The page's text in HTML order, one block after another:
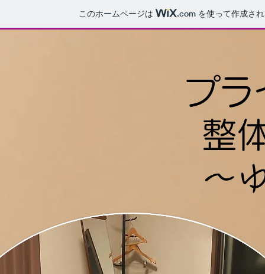
このホームページは .com を使って作成さ
プラ
整
～​